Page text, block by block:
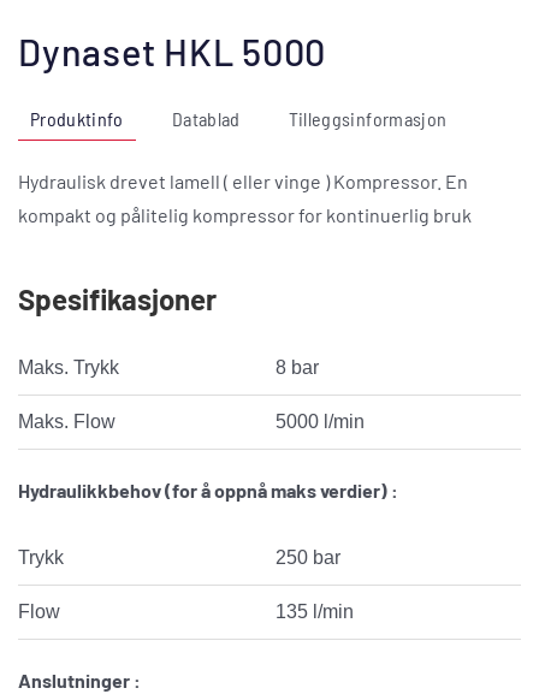
Dynaset HKL 5000
Produktinfo Datablad Tilleggsinformasjon
Hydraulisk drevet lamell ( eller vinge ) Kompressor. En
kompakt og pålitelig kompressor for kontinuerlig bruk
Spesifikasjoner
Maks. Trykk 8 bar
Maks. Flow 5000 l/min
Hydraulikkbehov (for å oppnå maks verdier) :
Trykk 250 bar
Flow 135 l/min
Anslutninger :